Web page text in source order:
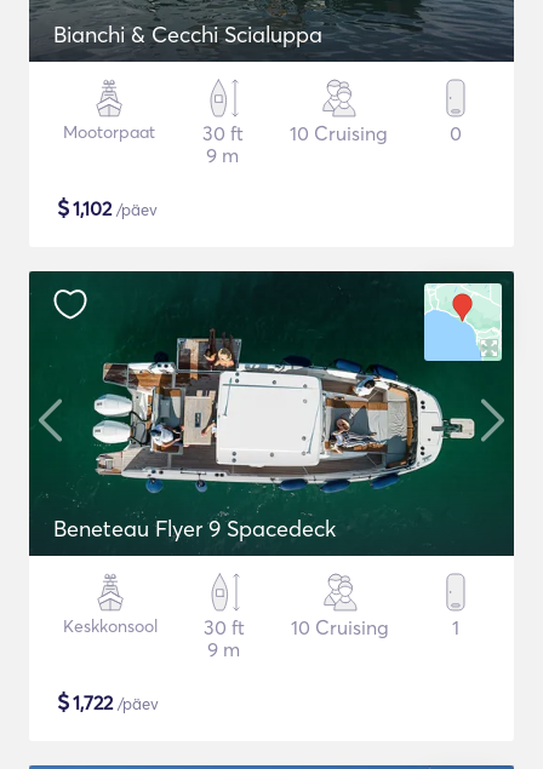
Bianchi & Cecchi Scialuppa
Mootorpaat
30 ft
9 m
10 Cruising 0
$1,102/päev
Beneteau Flyer 9 Spacedeck
Keskkonsool
30 ft
9 m
10 Cruising 1
$1,722/päev